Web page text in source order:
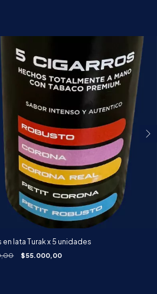
en lata Turak x 5 unidades
$55.000,00